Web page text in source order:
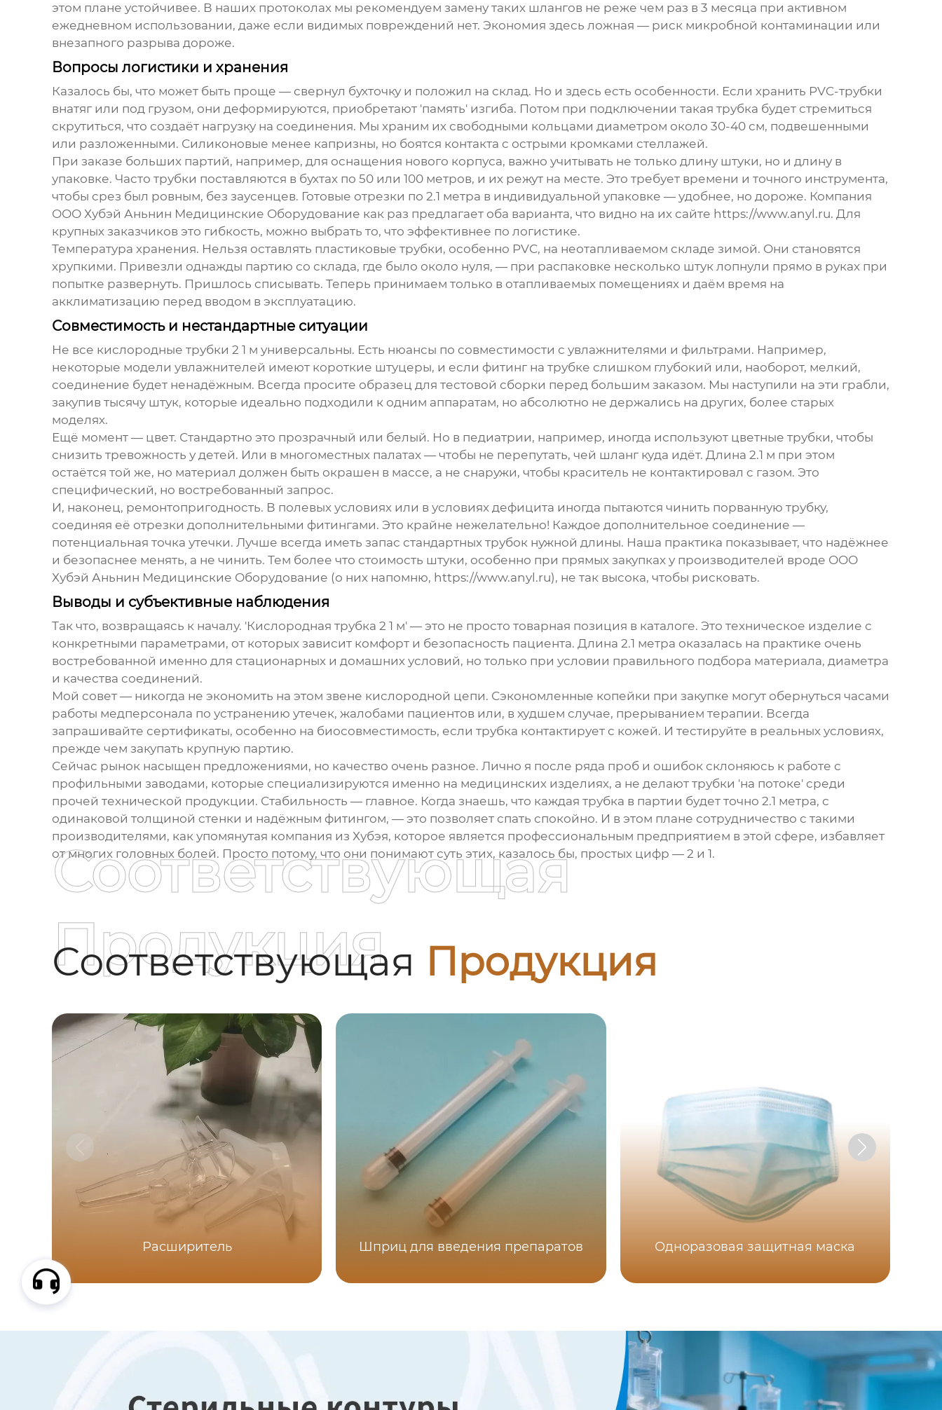
этом плане устойчивее. В наших протоколах мы рекомендуем замену таких шлангов не реже чем раз в 3 месяца при активном
ежедневном использовании, даже если видимых повреждений нет. Экономия здесь ложная — риск микробной контаминации или
внезапного разрыва дороже.
Вопросы логистики и хранения
Казалось бы, что может быть проще — свернул бухточку и положил на склад. Но и здесь есть особенности. Если хранить PVC-трубки
внатяг или под грузом, они деформируются, приобретают 'память' изгиба. Потом при подключении такая трубка будет стремиться
скрутиться, что создаёт нагрузку на соединения. Мы храним их свободными кольцами диаметром около 30-40 см, подвешенными
или разложенными. Силиконовые менее капризны, но боятся контакта с острыми кромками стеллажей.
При заказе больших партий, например, для оснащения нового корпуса, важно учитывать не только длину штуки, но и длину в
упаковке. Часто трубки поставляются в бухтах по 50 или 100 метров, и их режут на месте. Это требует времени и точного инструмента,
чтобы срез был ровным, без заусенцев. Готовые отрезки по 2.1 метра в индивидуальной упаковке — удобнее, но дороже. Компания
ООО Хубэй Аньнин Медицинские Оборудование как раз предлагает оба варианта, что видно на их сайте https://www.anyl.ru. Для
крупных заказчиков это гибкость, можно выбрать то, что эффективнее по логистике.
Температура хранения. Нельзя оставлять пластиковые трубки, особенно PVC, на неотапливаемом складе зимой. Они становятся
хрупкими. Привезли однажды партию со склада, где было около нуля, — при распаковке несколько штук лопнули прямо в руках при
попытке развернуть. Пришлось списывать. Теперь принимаем только в отапливаемых помещениях и даём время на
акклиматизацию перед вводом в эксплуатацию.
Совместимость и нестандартные ситуации
Не все кислородные трубки 2 1 м универсальны. Есть нюансы по совместимости с увлажнителями и фильтрами. Например,
некоторые модели увлажнителей имеют короткие штуцеры, и если фитинг на трубке слишком глубокий или, наоборот, мелкий,
соединение будет ненадёжным. Всегда просите образец для тестовой сборки перед большим заказом. Мы наступили на эти грабли,
закупив тысячу штук, которые идеально подходили к одним аппаратам, но абсолютно не держались на других, более старых
моделях.
Ещё момент — цвет. Стандартно это прозрачный или белый. Но в педиатрии, например, иногда используют цветные трубки, чтобы
снизить тревожность у детей. Или в многоместных палатах — чтобы не перепутать, чей шланг куда идёт. Длина 2.1 м при этом
остаётся той же, но материал должен быть окрашен в массе, а не снаружи, чтобы краситель не контактировал с газом. Это
специфический, но востребованный запрос.
И, наконец, ремонтопригодность. В полевых условиях или в условиях дефицита иногда пытаются чинить порванную трубку,
соединяя её отрезки дополнительными фитингами. Это крайне нежелательно! Каждое дополнительное соединение —
потенциальная точка утечки. Лучше всегда иметь запас стандартных трубок нужной длины. Наша практика показывает, что надёжнее
и безопаснее менять, а не чинить. Тем более что стоимость штуки, особенно при прямых закупках у производителей вроде ООО
Хубэй Аньнин Медицинские Оборудование (о них напомню, https://www.anyl.ru), не так высока, чтобы рисковать.
Выводы и субъективные наблюдения
Так что, возвращаясь к началу. 'Кислородная трубка 2 1 м' — это не просто товарная позиция в каталоге. Это техническое изделие с
конкретными параметрами, от которых зависит комфорт и безопасность пациента. Длина 2.1 метра оказалась на практике очень
востребованной именно для стационарных и домашних условий, но только при условии правильного подбора материала, диаметра
и качества соединений.
Мой совет — никогда не экономить на этом звене кислородной цепи. Сэкономленные копейки при закупке могут обернуться часами
работы медперсонала по устранению утечек, жалобами пациентов или, в худшем случае, прерыванием терапии. Всегда
запрашивайте сертификаты, особенно на биосовместимость, если трубка контактирует с кожей. И тестируйте в реальных условиях,
прежде чем закупать крупную партию.
Сейчас рынок насыщен предложениями, но качество очень разное. Лично я после ряда проб и ошибок склоняюсь к работе с
профильными заводами, которые специализируются именно на медицинских изделиях, а не делают трубки 'на потоке' среди
прочей технической продукции. Стабильность — главное. Когда знаешь, что каждая трубка в партии будет точно 2.1 метра, с
одинаковой толщиной стенки и надёжным фитингом, — это позволяет спать спокойно. И в этом плане сотрудничество с такими
производителями, как упомянутая компания из Хубэя, которое является профессиональным предприятием в этой сфере, избавляет
от многих головных болей. Просто потому, что они понимают суть этих, казалось бы, простых цифр — 2 и 1.
Соответствующая Продукция
Соответствующая
Продукция
Расширитель Шприц для введения препаратов Одноразовая защитная маска